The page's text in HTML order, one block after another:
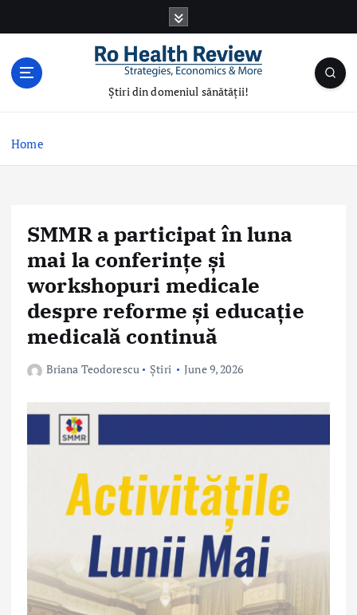
Știri din domeniul sănătății!
Home
SMMR a participat în luna
mai la conferințe și
workshopuri medicale
despre reforme și educație
medicală continuă
Briana Teodorescu Știri June 9, 2026